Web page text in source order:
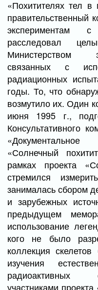
«Похитителях тел
правительственный
экспериментам
расследовал
Министерством
связанных с
радиационных
годы. То, что
возмутило их. Один
июня 1995 г.,
Консультативного
«Солнечный
рамках проекта
стремился
занималась сбором
и зарубежных
предыдущем
использование
кого не было
коллекция
изучения
радиоактивных
участниками